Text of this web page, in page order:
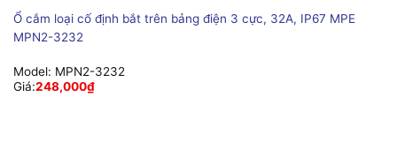
Ổ cắm loại cố định bắt trên bảng điện 3 cực, 32A, IP67 MPE
MPN2-3232
Model: MPN2-3232
Giá:248,000₫